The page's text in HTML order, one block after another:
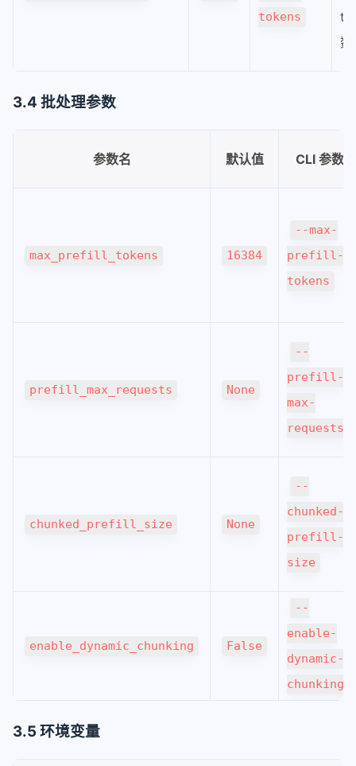
tokens
数
3.4 批处理参数
参数名 默认值 CLI 参数
max_prefill_tokens 16384
--max-
prefill-
tokens
prefill_max_requests None
--
prefill-
max-
requests
chunked_prefill_size None
--
chunked-
prefill-
size
enable_dynamic_chunking False
--
enable-
dynamic-
chunking
3.5 环境变量